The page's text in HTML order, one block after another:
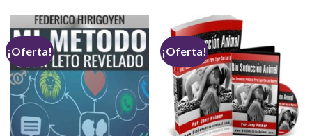
¡Oferta! ¡Oferta!